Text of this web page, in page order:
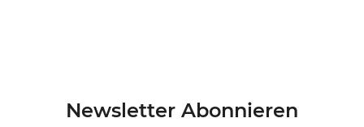
Newsletter Abonnieren